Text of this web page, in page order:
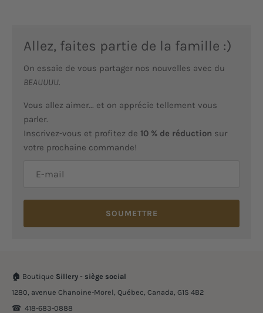
Allez, faites partie de la famille :)
On essaie de vous partager nos nouvelles avec du
BEAUUUU.
Vous allez aimer... et on apprécie tellement vous
parler.
Inscrivez-vous et profitez de 10 % de réduction sur
votre prochaine commande!
SOUMETTRE
🏠 Boutique Sillery - siège social
1280, avenue Chanoine-Morel, Québec, Canada, G1S 4B2
☎︎ 418-683-0888